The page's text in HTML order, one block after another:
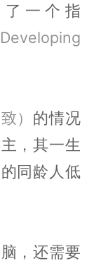
了一个指
Developing
） 的情况
，其一生
同龄人低
，还需要